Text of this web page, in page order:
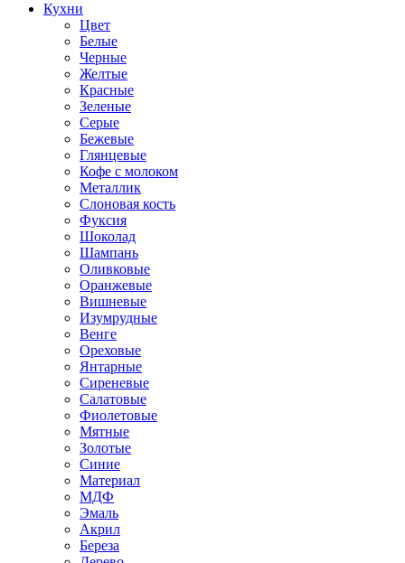
Кухни
Цвет
Белые
Черные
Желтые
Красные
Зеленые
Серые
Бежевые
Глянцевые
Кофе с молоком
Металлик
Слоновая кость
Фуксия
Шоколад
Шампань
Оливковые
Оранжевые
Вишневые
Изумрудные
Венге
Ореховые
Янтарные
Сиреневые
Салатовые
Фиолетовые
Мятные
Золотые
Синие
Материал
МДФ
Эмаль
Акрил
Береза